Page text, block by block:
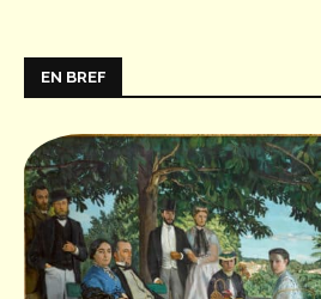
EN BREF